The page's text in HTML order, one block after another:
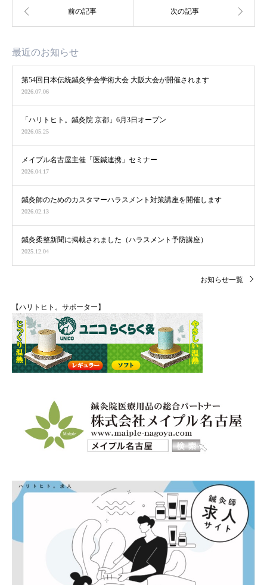
最近のお知らせ
第54回日本伝統鍼灸学会学術大会 大阪大会が開催されます
2026.07.06
「ハリトヒト。鍼灸院 京都」6月3日オープン
2026.05.25
メイプル名古屋主催「医鍼連携」セミナー
2026.04.17
鍼灸師のためのカスタマーハラスメント対策講座を開催します
2026.02.13
鍼灸柔整新聞に掲載されました（ハラスメント予防講座）
2025.12.04
お知らせ一覧
【ハリトヒト。サポーター】